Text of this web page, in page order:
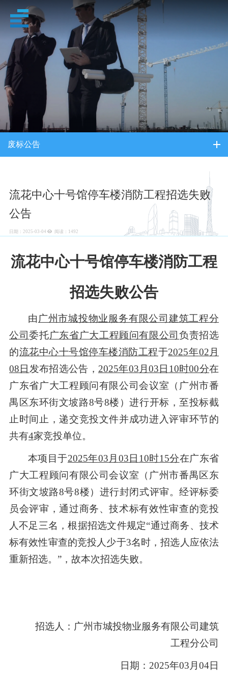
招采信息
废标公告
流花中心十号馆停车楼消防工程招选失败
公告
日期：2025-03-04 阅读： 1492
流花中心十号馆停车楼消防工程
招选失败公告
由 广州市城投物业服务有限公司建筑工程分
公司委托广东省广大工程顾问有限公司负责招选
的流花中心十号馆停车楼消防工程于2025年02 月
08日 发布招选公告， 2025年03 月03日 10时00分在
广东省广大工程顾问有限公司会议室（广州市番
禺区东环街文坡路8号8楼）进行开标，至投标截
止时间止，递交竞投文件并成功进入评审环节的
共有4家竞投单位。
本项目于2025年03 月 03日 10时15分在广东省
广大工程顾问有限公司会议室（广州市番禺区东
环街文坡路8号8楼）进行封闭式评审。经评标委
员会评审，通过商务、技术标有效性审查的竞投
人不足三名，根据招选文件规定“通过商务、技术
标有效性审查的竞投人少于3名时，招选人应依法
重新招选。”， 故本次招选失败。
招选人： 广州市城投物业服务有限公司建筑
工程分公司
日期： 2025年03月04日